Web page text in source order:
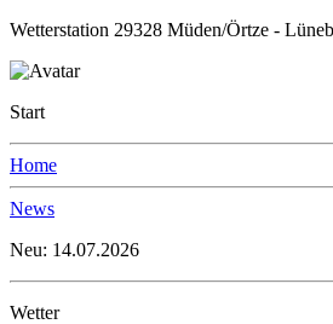
Wetterstation 29328 Müden/Örtze -
Start
Home
News
Neu: 14.07.2026
Wetter